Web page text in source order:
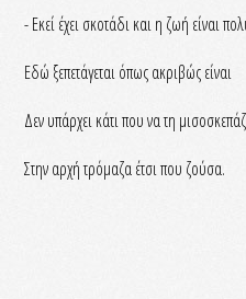
- Εκεί έχει σκοτάδι και η ζωή είναι
Εδώ ξεπετάγεται όπως ακριβώς είναι
Δεν υπάρχει κάτι που να τη
Στην αρχή τρόμαζα έτσι που ζούσα.